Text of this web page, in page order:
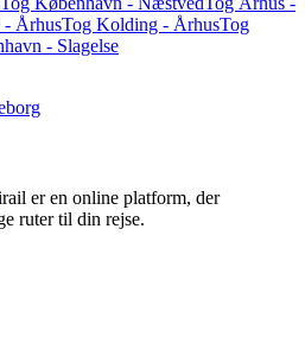
- ÅrhusTog Kolding - ÅrhusTog
- Slagelse
er en online platform, der
ruter til din rejse.